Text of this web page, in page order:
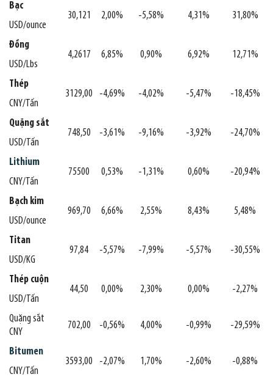
Bạc
USD/ounce
30,121 2,00% -5,58% 4,31% 31,80%
Đồng
USD/Lbs
4,2617 6,85% 0,90% 6,92% 12,71%
Thép
CNY/Tấn
3129,00 -4,69% -4,02% -5,47% -18,45%
Quặng sắt
USD/Tấn
748,50 -3,61% -9,16% -3,92% -24,70%
Lithium
CNY/Tấn
75500 0,53% -1,31% 0,60% -20,94%
Bạch kim
USD/ounce
969,70 6,66% 2,55% 8,43% 5,48%
Titan
USD/KG
97,84 -5,57% -7,99% -5,57% -30,55%
Thép cuộn
USD/Tấn
44,50 0,00% 2,30% 0,00% -2,27%
Quặng sắt
CNY
702,00 -0,56% 4,00% -0,99% -29,59%
Bitumen
CNY/Tấn
3593,00 -2,07% 1,70% -2,60% -0,88%